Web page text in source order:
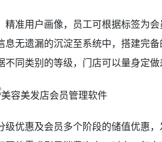
准用户画像，员工可根据标签为
无遗漏的沉淀至系统中，搭建完
同类别的等级，门店可以量身定做
优惠及会员多个阶段的储值优惠